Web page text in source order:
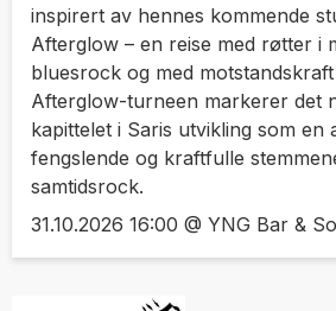
inspirert av hennes kommende
Afterglow – en reise med røtter i
bluesrock og med
Afterglow-turneen markerer det
kapittelet i Saris utvikling som en
fengslende og kraftfulle
samtidsrock.
31.10.2026 16:00 @ YNG Bar &